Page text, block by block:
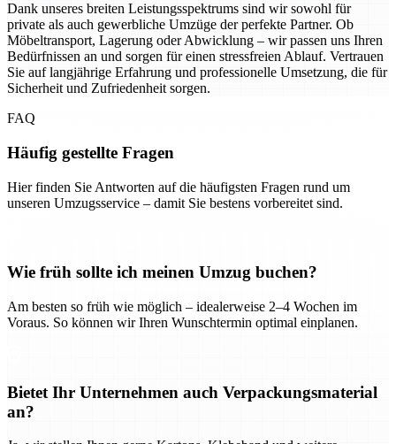
Dank unseres breiten Leistungsspektrums sind wir sowohl für
private als auch gewerbliche Umzüge der perfekte Partner. Ob
Möbeltransport, Lagerung oder Abwicklung – wir passen uns Ihren
Bedürfnissen an und sorgen für einen stressfreien Ablauf. Vertrauen
Sie auf langjährige Erfahrung und professionelle Umsetzung, die für
Sicherheit und Zufriedenheit sorgen.
FAQ
Häufig gestellte Fragen
Hier finden Sie Antworten auf die häufigsten Fragen rund um
unseren Umzugsservice – damit Sie bestens vorbereitet sind.
Wie früh sollte ich meinen Umzug buchen?
Am besten so früh wie möglich – idealerweise 2–4 Wochen im
Voraus. So können wir Ihren Wunschtermin optimal einplanen.
Bietet Ihr Unternehmen auch Verpackungsmaterial
an?